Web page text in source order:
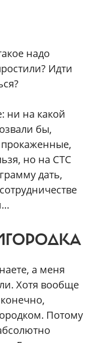
надо
Идти
ни на какой
бы,
но на СТС
дать,
а меня
Хотя вообще
Потому